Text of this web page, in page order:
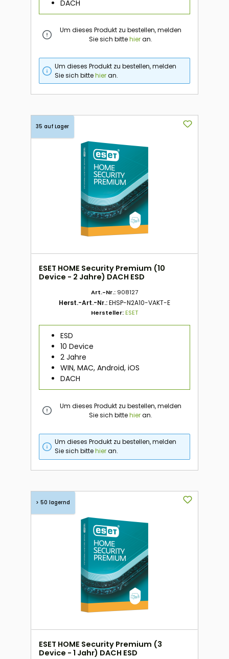
DACH
Um dieses Produkt zu bestellen, melden
Sie sich bittehieran.
Um dieses Produkt zu bestellen, melden
Sie sich bittehieran.
35 auf Lager
ESET HOME Security Premium (10
Device - 2 Jahre) DACH ESD
Art.-Nr.: 908127
Herst.-Art.-Nr.:EHSP-N2A10-VAKT-E
Hersteller:ESET
ESD
10 Device
2 Jahre
WIN, MAC, Android, iOS
DACH
Um dieses Produkt zu bestellen, melden
Sie sich bittehieran.
Um dieses Produkt zu bestellen, melden
Sie sich bittehieran.
> 50 lagernd
ESET HOME Security Premium (3
Device - 1 Jahr) DACH ESD